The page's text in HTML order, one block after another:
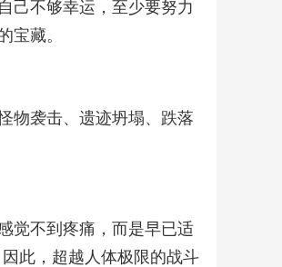
己不够幸运，至少要努力
宝藏。
物袭击、遗迹坍塌、跌落
觉不到疼痛，而是早已适
此，超越人体极限的战斗